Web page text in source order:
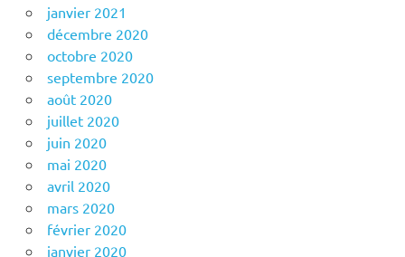
janvier 2021
décembre 2020
octobre 2020
septembre 2020
août 2020
juillet 2020
juin 2020
mai 2020
avril 2020
mars 2020
février 2020
janvier 2020